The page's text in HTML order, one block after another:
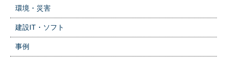
環境・災害
建設IT・ソフト
事例